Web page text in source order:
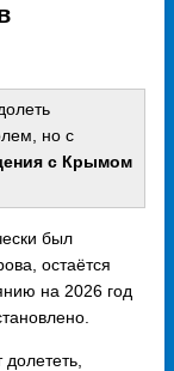
но с
с Крымом
был
остаётся
на 2026 год